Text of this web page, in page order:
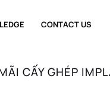
CONTACT US
CẤY GHÉP